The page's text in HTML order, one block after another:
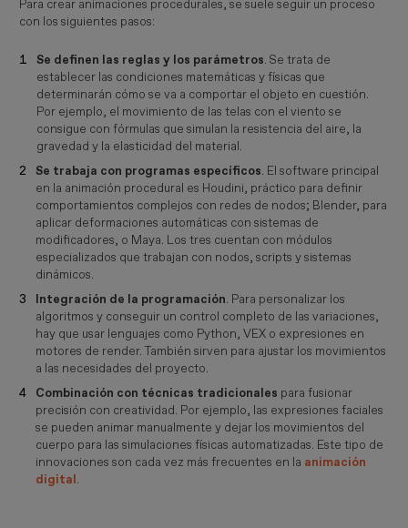
Para crear animaciones procedurales, se suele seguir un proceso
con los siguientes pasos:
Se definen las reglas y los parámetros. Se trata de
establecer las condiciones matemáticas y físicas que
determinarán cómo se va a comportar el objeto en cuestión.
Por ejemplo, el movimiento de las telas con el viento se
consigue con fórmulas que simulan la resistencia del aire, la
gravedad y la elasticidad del material.
Se trabaja con programas específicos. El software principal
en la animación procedural es Houdini, práctico para definir
comportamientos complejos con redes de nodos; Blender, para
aplicar deformaciones automáticas con sistemas de
modificadores, o Maya. Los tres cuentan con módulos
especializados que trabajan con nodos, scripts y sistemas
dinámicos.
Integración de la programación. Para personalizar los
algoritmos y conseguir un control completo de las variaciones,
hay que usar lenguajes como Python, VEX o expresiones en
motores de render. También sirven para ajustar los movimientos
a las necesidades del proyecto.
Combinación con técnicas tradicionales para fusionar
precisión con creatividad. Por ejemplo, las expresiones faciales
se pueden animar manualmente y dejar los movimientos del
cuerpo para las simulaciones físicas automatizadas. Este tipo de
innovaciones son cada vez más frecuentes en la animación
digital .